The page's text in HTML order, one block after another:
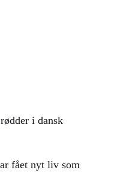
i dansk
fået nyt liv som